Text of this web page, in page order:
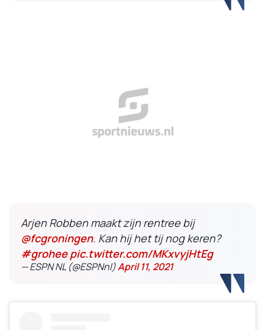
Arjen Robben maakt zijn rentree bij
@fcgroningen. Kan hij het tij nog keren?
#grohee pic.twitter.com/MKxvyjHtEg
— ESPN NL (@ESPNnl)April 11, 2021